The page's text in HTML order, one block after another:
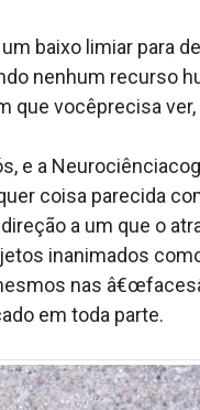
baixo limiar para
nenhum recurso
vocêprecisa
e a
coisa parecida
a um que o
inanimados
nas
em toda parte.